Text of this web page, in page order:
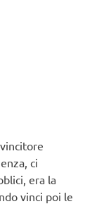
ci
era la
vinci poi le